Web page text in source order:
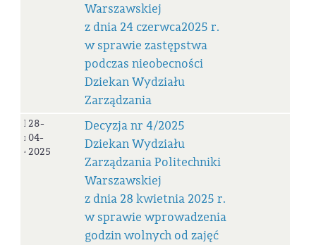
Warszawskiej
z dnia 24 czerwca2025 r.
w sprawie zastępstwa
podczas nieobecności
Dziekan Wydziału
Zarządzania
Decyzja
nr
4/2025
28-
04-
2025
Decyzja nr 4/2025
Dziekan Wydziału
Zarządzania Politechniki
Warszawskiej
z dnia 28 kwietnia 2025 r.
w sprawie wprowadzenia
godzin wolnych od zajęć